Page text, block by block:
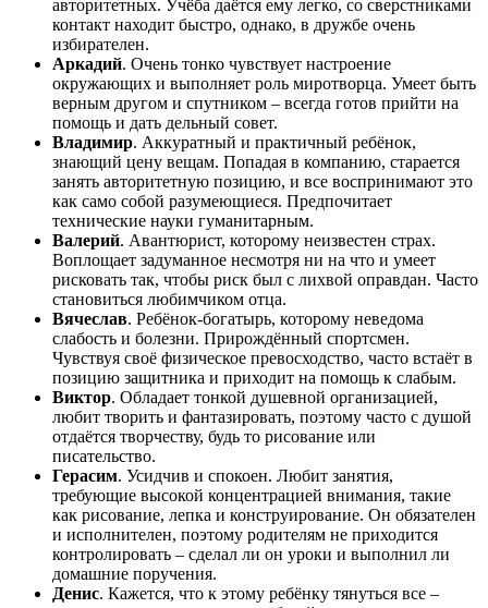
авторитетных. Учёба даётся ему легко, со сверстниками
контакт находит быстро, однако, в дружбе очень
избирателен.
Аркадий. Очень тонко чувствует настроение
окружающих и выполняет роль миротворца. Умеет быть
верным другом и спутником – всегда готов прийти на
помощь и дать дельный совет.
Владимир. Аккуратный и практичный ребёнок,
знающий цену вещам. Попадая в компанию, старается
занять авторитетную позицию, и все воспринимают это
как само собой разумеющиеся. Предпочитает
технические науки гуманитарным.
Валерий. Авантюрист, которому неизвестен страх.
Воплощает задуманное несмотря ни на что и умеет
рисковать так, чтобы риск был с лихвой оправдан. Часто
становиться любимчиком отца.
Вячеслав. Ребёнок-богатырь, которому неведома
слабость и болезни. Прирождённый спортсмен.
Чувствуя своё физическое превосходство, часто встаёт в
позицию защитника и приходит на помощь к слабым.
Виктор. Обладает тонкой душевной организацией,
любит творить и фантазировать, поэтому часто с душой
отдаётся творчеству, будь то рисование или
писательство.
Герасим. Усидчив и спокоен. Любит занятия,
требующие высокой концентрацией внимания, такие
как рисование, лепка и конструирование. Он обязателен
и исполнителен, поэтому родителям не приходится
контролировать – сделал ли он уроки и выполнил ли
домашние поручения.
Денис. Кажется, что к этому ребёнку тянуться все –